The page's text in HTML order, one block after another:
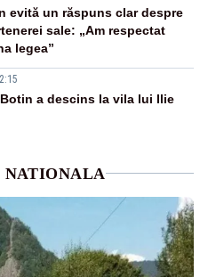
evită un răspuns clar despre
sale: „Am respectat
legea”
a descins la vila lui Ilie